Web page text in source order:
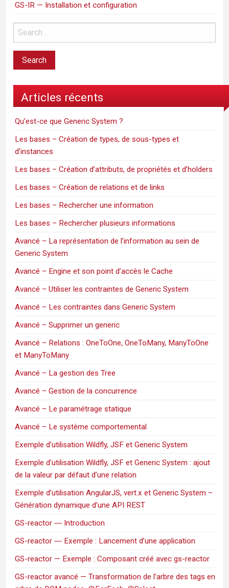
GS-IR — Installation et configuration
Articles récents
Qu’est-ce que Generic System ?
Les bases – Création de types, de sous-types et
d’instances
Les bases – Création d’attributs, de propriétés et d’holders
Les bases – Création de relations et de links
Les bases – Rechercher une information
Les bases – Rechercher plusieurs informations
Avancé – La représentation de l’information au sein de
Generic System
Avancé – Engine et son point d’accès le Cache
Avancé – Utiliser les contraintes de Generic System
Avancé – Les contraintes dans Generic System
Avancé – Supprimer un generic
Avancé – Relations : OneToOne, OneToMany, ManyToOne
et ManyToMany
Avancé – La gestion des Tree
Avancé – Gestion de la concurrence
Avancé – Le paramétrage statique
Avancé – Le système comportemental
Exemple d’utilisation Wildfly, JSF et Generic System
Exemple d’utilisation Wildfly, JSF et Generic System : ajout
de la valeur par défaut d’une relation
Exemple d’utilisation AngularJS, vert.x et Generic System –
Génération dynamique d’une API REST
GS-reactor ― Introduction
GS-reactor ― Exemple : Lancement d’une application
GS-reactor — Exemple : Composant créé avec gs-reactor
GS-reactor avancé — Transformation de l’arbre des tags en